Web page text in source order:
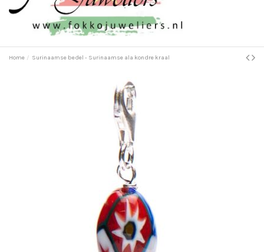
Home Surinaamse bedel - Surinaamse ala kondre kraal